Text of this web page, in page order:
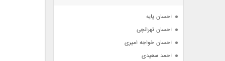
احسان پایه
احسان تهرانچی
احسان خواجه امیری
احمد سعیدی